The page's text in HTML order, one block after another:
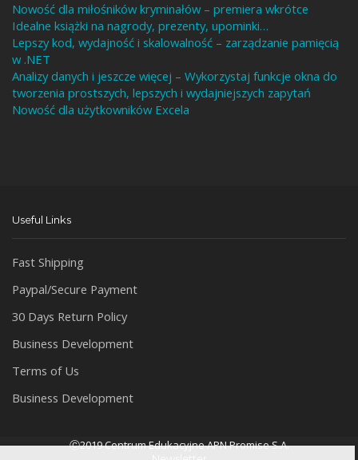
Nowość dla miłośników kryminałów – premiera wkrótce
Idealne książki na nagrody, prezenty, upominki…
Lepszy kod, wydajność i skalowalność – zarządzanie pamięcią
w .NET
Analizy danych i jeszcze więcej – Wykorzystaj funkcje okna do
tworzenia prostszych, lepszych i wydajniejszych zapytań
Nowość dla użytkowników Excela
Useful Links
Fast Shipping
Paypal/Secure Payment
30 Days Return Policy
Business Development
Terms of Us
Business Development
Ⓒ2019 Centrum Edukacyjne APN Promise S.A.